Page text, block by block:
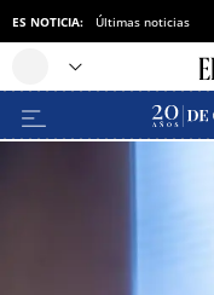
ES NOTICIA: Últimas noticias